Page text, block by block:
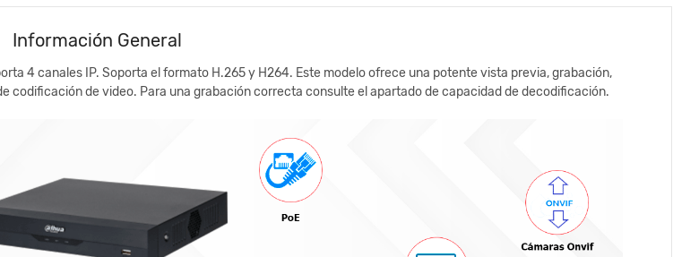
Información General
4 canales IP. Soporta el formato H.265 y H264. Este modelo ofrece una potente vista previa, grabación,
codificación de video. Para una grabación correcta consulte el apartado de capacidad de decodificación.